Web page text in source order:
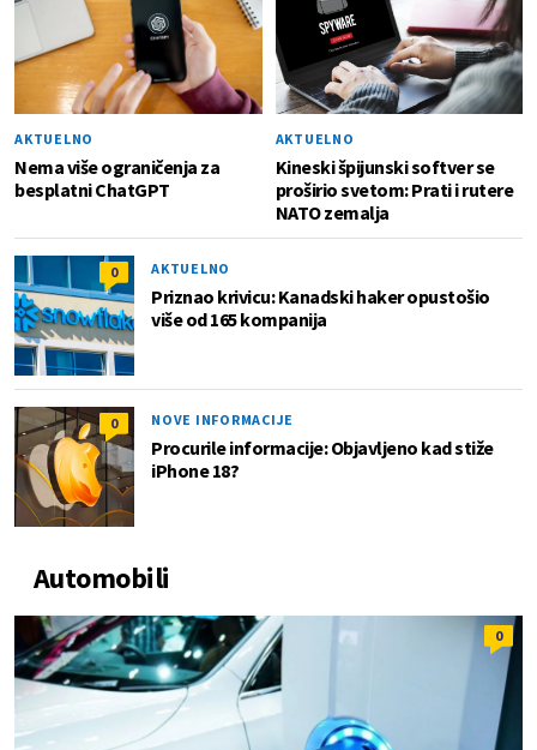
AKTUELNO
Nema više ograničenja za
besplatni ChatGPT
AKTUELNO
Kineski špijunski softver se
proširio svetom: Prati i rutere
NATO zemalja
0 AKTUELNO
Priznao krivicu: Kanadski haker opustošio
više od 165 kompanija
0 NOVE INFORMACIJE
Procurile informacije: Objavljeno kad stiže
iPhone 18?
Automobili
0